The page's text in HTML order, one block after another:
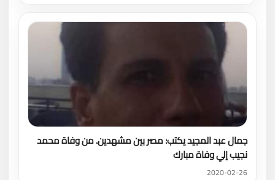
جمال عبد المجيد يكتب: مصر بين مشهدين. من وفاة محمد
نجيب إلي وفاة مبارك
2020-02-26